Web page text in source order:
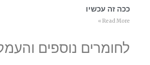
ככה זה עכשיו
Read More »
לחומרים נוספים